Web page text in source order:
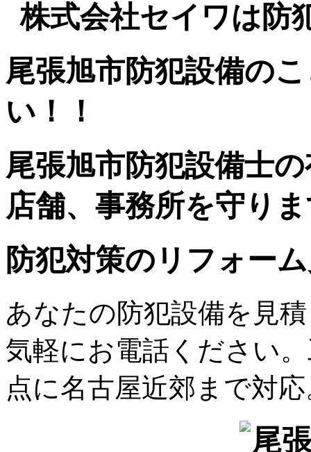
株式会社セイワは防
尾張旭市防犯設備の
い！！
尾張旭市防犯設備士
店舗、事務所を守り
防犯対策のリフォー
あなたの防犯設備を見
気軽にお電話ください
点に名古屋近郊まで対